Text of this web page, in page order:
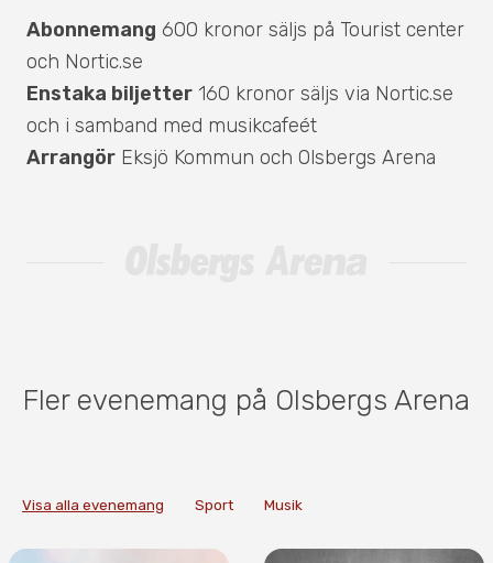
Abonnemang 600 kronor säljs på Tourist center
och Nortic.se
Enstaka biljetter 160 kronor säljs via Nortic.se
och i samband med musikcafeét
Arrangör Eksjö Kommun och Olsbergs Arena
Fler evenemang på Olsbergs Arena
Visa alla evenemang Sport Musik